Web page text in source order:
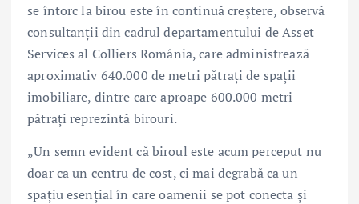
se întorc la birou este în continuă creștere, observă
consultanții din cadrul departamentului de Asset
Services al Colliers România, care administrează
aproximativ 640.000 de metri pătrați de spații
imobiliare, dintre care aproape 600.000 metri
pătrați reprezintă birouri.
„Un semn evident că biroul este acum perceput nu
doar ca un centru de cost, ci mai degrabă ca un
spațiu esențial în care oamenii se pot conecta și